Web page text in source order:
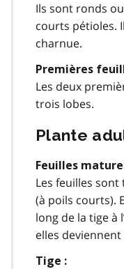
Ils sont ronds
courts pétioles.
charnue.
Premières
Les deux
trois lobes.
Plante
Feuilles
Les feuilles
(à poils courts).
long de la tige à
elles
Tige :